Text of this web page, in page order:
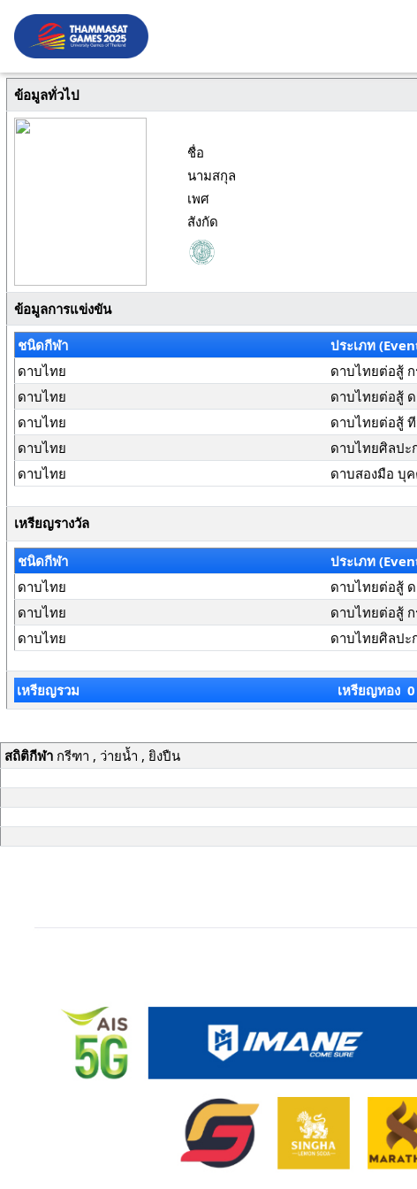
ข้อมูลทั่วไป
ชื่อ
นามสกุล
เพศ
สังกัด
ข้อมูลการแข่งขัน
ชนิดกีฬา
ประเภท
ดาบไทย
ดาบไทยต่อสู้
ดาบไทย
ดาบไทยต่อสู้
ดาบไทย
ดาบไทยต่อสู้
ดาบไทย
ดาบไทยศิลปะ
ดาบไทย
ดาบสองมือ บุ
เหรียญรางวัล
ชนิดกีฬา ประเภท
ดาบไทย
ดาบไทยต่อสู้
ดาบไทย
ดาบไทยต่อสู้
ดาบไทย
ดาบไทยศิลปะ
เหรียญรวม เหรียญทอง
สถิติกีฬากรีฑา , ว่ายน้ำ , ยิงปืน